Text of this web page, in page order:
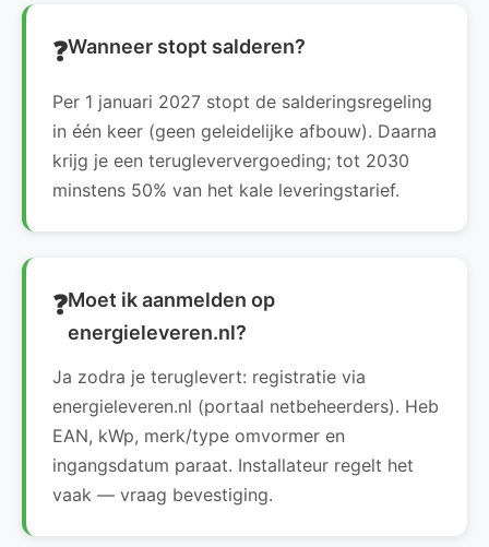
Wanneer stopt salderen?
Per 1 januari 2027 stopt de salderingsregeling
in één keer (geen geleidelijke afbouw). Daarna
krijg je een terugleververgoeding; tot 2030
minstens 50% van het kale leveringstarief.
Moet ik aanmelden op
energieleveren.nl?
Ja zodra je teruglevert: registratie via
energieleveren.nl (portaal netbeheerders). Heb
EAN, kWp, merk/type omvormer en
ingangsdatum paraat. Installateur regelt het
vaak — vraag bevestiging.